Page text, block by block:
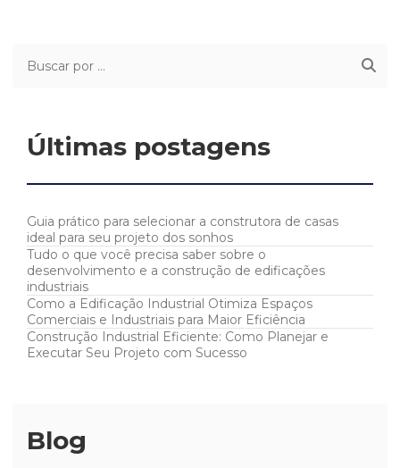
Últimas postagens
Guia prático para selecionar a construtora de casas
ideal para seu projeto dos sonhos
Tudo o que você precisa saber sobre o
desenvolvimento e a construção de edificações
industriais
Como a Edificação Industrial Otimiza Espaços
Comerciais e Industriais para Maior Eficiência
Construção Industrial Eficiente: Como Planejar e
Executar Seu Projeto com Sucesso
Blog